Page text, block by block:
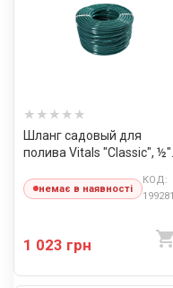
Шланг садовый для
полива Vitals "Classic", ½"
немає в наявності
КОД:
199281
1 023 грн